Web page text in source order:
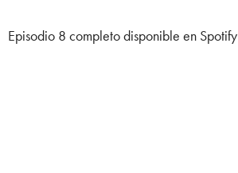
Episodio 8 completo disponible en Spotify